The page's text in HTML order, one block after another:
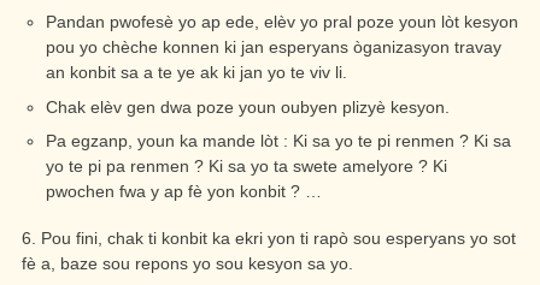
Pandan pwofesè yo ap ede, elèv yo pral poze youn lòt kesyon
pou yo chèche konnen ki jan esperyans òganizasyon travay
an konbit sa a te ye ak ki jan yo te viv li.
Chak elèv gen dwa poze youn oubyen plizyè kesyon.
Pa egzanp, youn ka mande lòt : Ki sa yo te pi renmen ? Ki sa
yo te pi pa renmen ? Ki sa yo ta swete amelyore ? Ki
pwochen fwa y ap fè yon konbit ? …
6. Pou fini, chak ti konbit ka ekri yon ti rapò sou esperyans yo sot
fè a, baze sou repons yo sou kesyon sa yo.